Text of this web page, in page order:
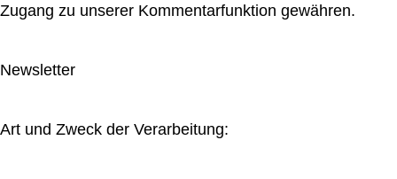
Zugang zu unserer Kommentarfunktion gewähren.
Newsletter
Art und Zweck der Verarbeitung: